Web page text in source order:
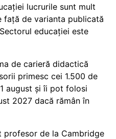
lucrurile sunt mult
față de varianta publicată
educației este
de carieră didactică
primesc cei 1.500 de
august și îi pot folosi
2027 dacă rămân în
profesor de la Cambridge